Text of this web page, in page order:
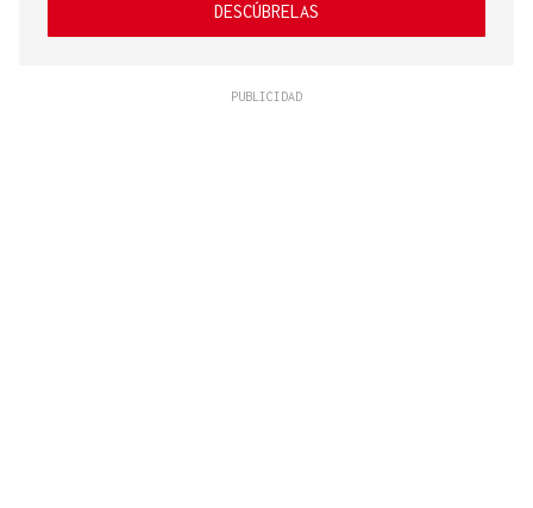
DESCÚBRELAS